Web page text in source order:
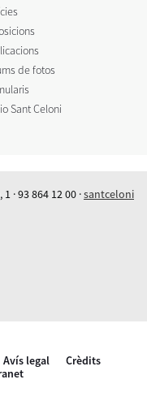
de fotos
Sant Celoni
· 93 864 12 00 ·santceloni
Avís legal
Crèdits